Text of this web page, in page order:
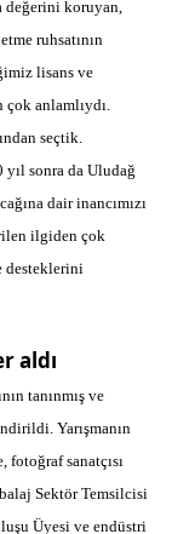
değerini koruyan,
ruhsatının
lisans ve
anlamlıydı.
seçtik.
sonra da Uludağ
dair inancımızı
ilgiden çok
desteklerini
aldı
tanınmış ve
Yarışmanın
fotoğraf sanatçısı
Sektör Temsilcisi
Üyesi ve endüstri